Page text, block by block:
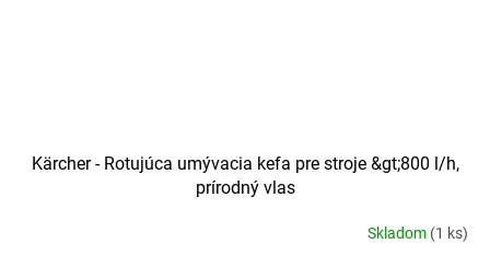
Kärcher - Rotujúca umývacia kefa pre stroje &gt;800 l/h,
prírodný vlas
Skladom (1 ks)